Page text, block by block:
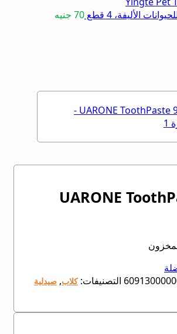
الأليفة، 4 قطع
70 جنيه
UARONE
التصنيفات: كلاب, صيدلية